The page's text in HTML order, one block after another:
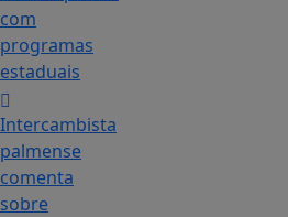
com
programas
estaduais
Intercambista
palmense
comenta
sobre